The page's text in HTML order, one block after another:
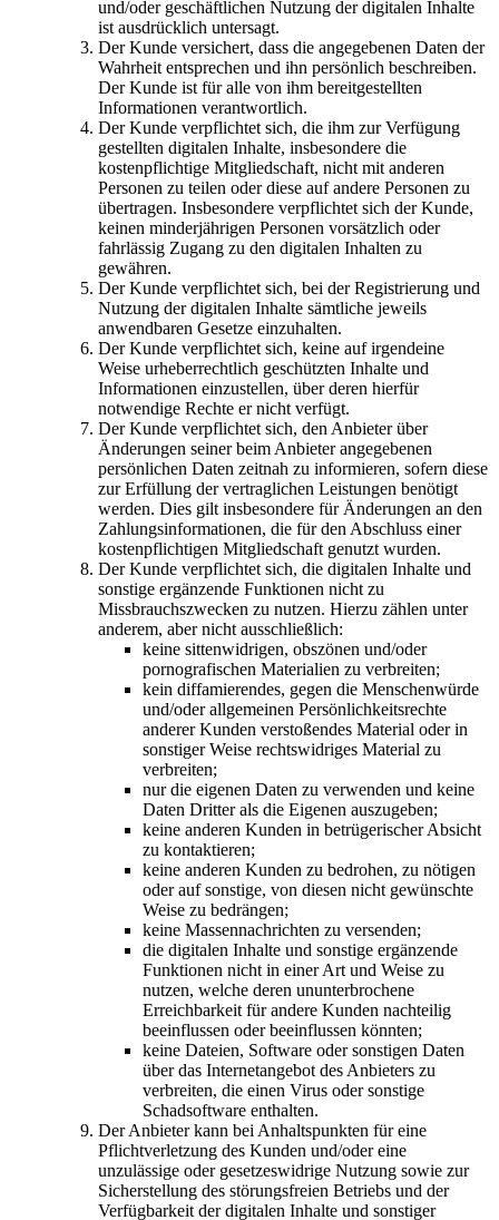
und/oder geschäftlichen Nutzung der digitalen Inhalte
ist ausdrücklich untersagt.
Der Kunde versichert, dass die angegebenen Daten der
Wahrheit entsprechen und ihn persönlich beschreiben.
Der Kunde ist für alle von ihm bereitgestellten
Informationen verantwortlich.
Der Kunde verpflichtet sich, die ihm zur Verfügung
gestellten digitalen Inhalte, insbesondere die
kostenpflichtige Mitgliedschaft, nicht mit anderen
Personen zu teilen oder diese auf andere Personen zu
übertragen. Insbesondere verpflichtet sich der Kunde,
keinen minderjährigen Personen vorsätzlich oder
fahrlässig Zugang zu den digitalen Inhalten zu
gewähren.
Der Kunde verpflichtet sich, bei der Registrierung und
Nutzung der digitalen Inhalte sämtliche jeweils
anwendbaren Gesetze einzuhalten.
Der Kunde verpflichtet sich, keine auf irgendeine
Weise urheberrechtlich geschützten Inhalte und
Informationen einzustellen, über deren hierfür
notwendige Rechte er nicht verfügt.
Der Kunde verpflichtet sich, den Anbieter über
Änderungen seiner beim Anbieter angegebenen
persönlichen Daten zeitnah zu informieren, sofern diese
zur Erfüllung der vertraglichen Leistungen benötigt
werden. Dies gilt insbesondere für Änderungen an den
Zahlungsinformationen, die für den Abschluss einer
kostenpflichtigen Mitgliedschaft genutzt wurden.
Der Kunde verpflichtet sich, die digitalen Inhalte und
sonstige ergänzende Funktionen nicht zu
Missbrauchszwecken zu nutzen. Hierzu zählen unter
anderem, aber nicht ausschließlich:
keine sittenwidrigen, obszönen und/oder
pornografischen Materialien zu verbreiten;
kein diffamierendes, gegen die Menschenwürde
und/oder allgemeinen Persönlichkeitsrechte
anderer Kunden verstoßendes Material oder in
sonstiger Weise rechtswidriges Material zu
verbreiten;
nur die eigenen Daten zu verwenden und keine
Daten Dritter als die Eigenen auszugeben;
keine anderen Kunden in betrügerischer Absicht
zu kontaktieren;
keine anderen Kunden zu bedrohen, zu nötigen
oder auf sonstige, von diesen nicht gewünschte
Weise zu bedrängen;
keine Massennachrichten zu versenden;
die digitalen Inhalte und sonstige ergänzende
Funktionen nicht in einer Art und Weise zu
nutzen, welche deren ununterbrochene
Erreichbarkeit für andere Kunden nachteilig
beeinflussen oder beeinflussen könnten;
keine Dateien, Software oder sonstigen Daten
über das Internetangebot des Anbieters zu
verbreiten, die einen Virus oder sonstige
Schadsoftware enthalten.
Der Anbieter kann bei Anhaltspunkten für eine
Pflichtverletzung des Kunden und/oder eine
unzulässige oder gesetzeswidrige Nutzung sowie zur
Sicherstellung des störungsfreien Betriebs und der
Verfügbarkeit der digitalen Inhalte und sonstiger